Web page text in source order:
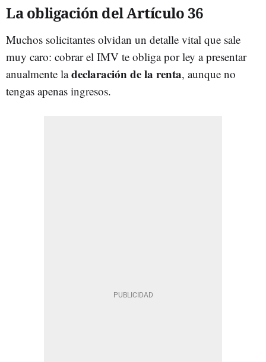
La obligación del Artículo 36
Muchos solicitantes olvidan un detalle vital que sale
muy caro: cobrar el IMV te obliga por ley a presentar
anualmente ladeclaración de la renta, aunque no
tengas apenas ingresos.